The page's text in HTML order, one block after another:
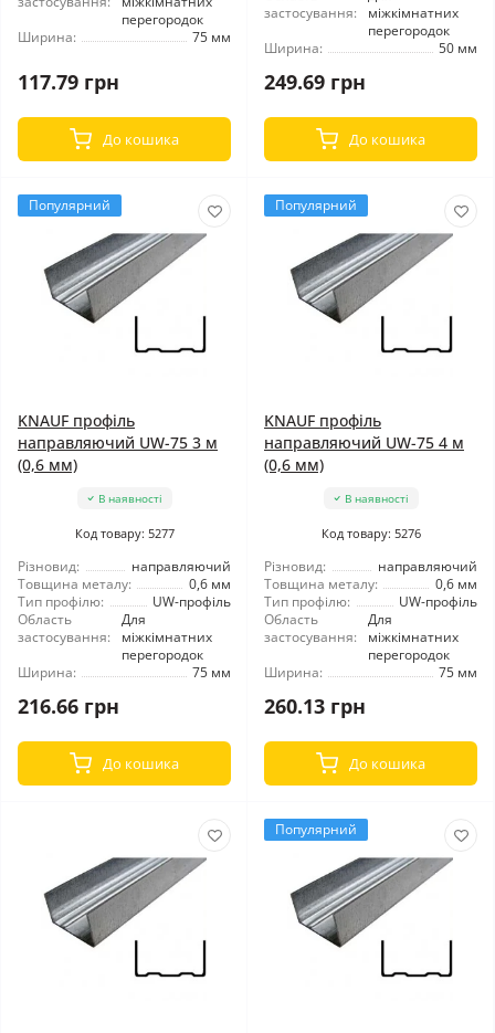
перегородок
Ширина:
75 мм
117.79 грн
До кошика
застосування:
міжкімнатних
перегородок
Ширина:
50 мм
249.69 грн
До кошика
Популярний
KNAUF профіль
направляючий UW-75 3 м
(0,6 мм)
В наявності
Код товару: 5277
Різновид:
направляючий
Товщина металу:
0,6 мм
Тип профілю:
UW-профіль
Область
застосування:
Для
міжкімнатних
перегородок
Ширина:
75 мм
216.66 грн
До кошика
Популярний
KNAUF профіль
направляючий UW-75 4 м
(0,6 мм)
В наявності
Код товару: 5276
Різновид:
направляючий
Товщина металу:
0,6 мм
Тип профілю:
UW-профіль
Область
застосування:
Для
міжкімнатних
перегородок
Ширина:
75 мм
260.13 грн
До кошика
Популярний